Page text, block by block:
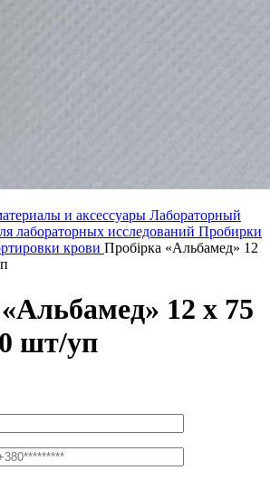
и аксессуары Лабораторный
лабораторных исследований Пробирки
крови Пробірка «Альбамед» 12
12 x 75
шт/уп